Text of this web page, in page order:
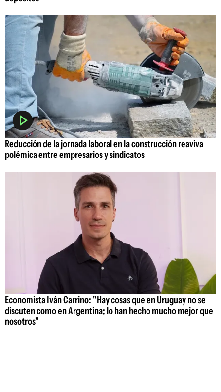
Reducción de la jornada laboral en la construcción reaviva
polémica entre empresarios y sindicatos
Economista Iván Carrino: "Hay cosas que en Uruguay no se
discuten como en Argentina; lo han hecho mucho mejor que
nosotros"